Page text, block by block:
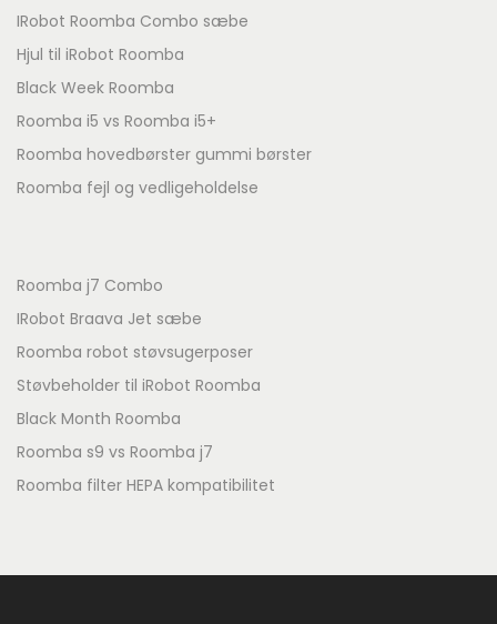
IRobot Roomba Combo sæbe
Hjul til iRobot Roomba
Black Week Roomba
Roomba i5 vs Roomba i5+
Roomba hovedbørster gummi børster
Roomba fejl og vedligeholdelse
Roomba j7 Combo
IRobot Braava Jet sæbe
Roomba robot støvsugerposer
Støvbeholder til iRobot Roomba
Black Month Roomba
Roomba s9 vs Roomba j7
Roomba filter HEPA kompatibilitet